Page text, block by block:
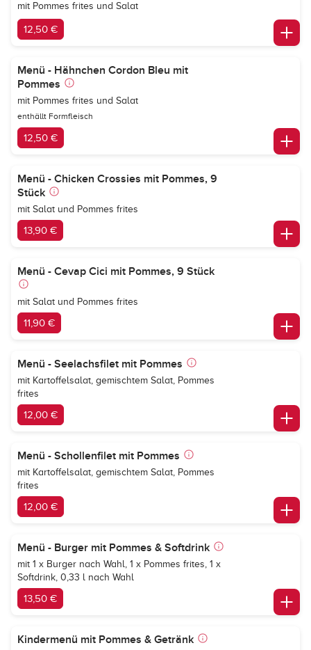
mit Pommes frites und Salat
12,50 €
Menü - Hähnchen Cordon Bleu mit
Pommes
mit Pommes frites und Salat
enthällt Formfleisch
12,50 €
Menü - Chicken Crossies mit Pommes, 9
Stück
mit Salat und Pommes frites
13,90 €
Menü - Cevap Cici mit Pommes, 9 Stück
mit Salat und Pommes frites
11,90 €
Menü - Seelachsfilet mit Pommes
mit Kartoffelsalat, gemischtem Salat, Pommes
frites
12,00 €
Menü - Schollenfilet mit Pommes
mit Kartoffelsalat, gemischtem Salat, Pommes
frites
12,00 €
Menü - Burger mit Pommes & Softdrink
mit 1 x Burger nach Wahl, 1 x Pommes frites, 1 x
Softdrink, 0,33 l nach Wahl
13,50 €
Kindermenü mit Pommes & Getränk